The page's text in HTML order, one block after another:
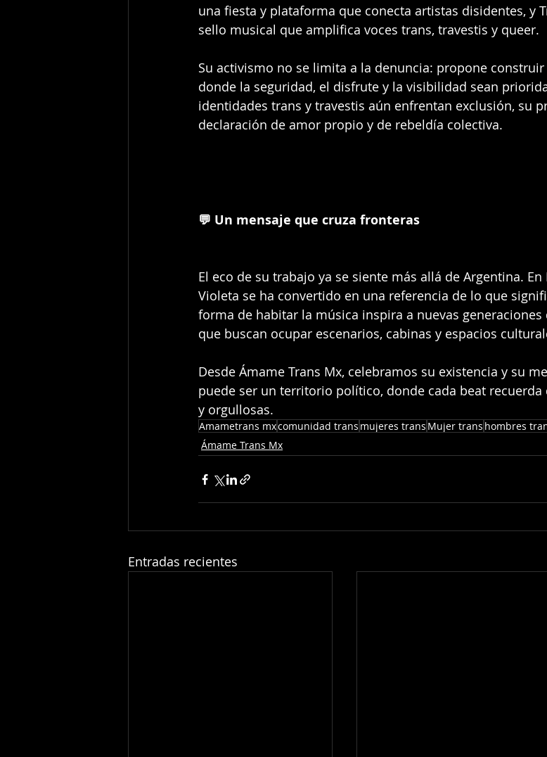
una fiesta y plataforma que conecta artistas disidentes, y
sello musical que amplifica voces trans, travestis y queer.
Su activismo no se limita a la denuncia: propone
donde la seguridad, el disfrute y la visibilidad sean
identidades trans y travestis aún enfrentan exclusión, su
declaración de amor propio y de rebeldía colectiva.
💬 Un mensaje que cruza fronteras
El eco de su trabajo ya se siente más allá de Argentina.
Violeta se ha convertido en una referencia de lo que
forma de habitar la música inspira a nuevas
que buscan ocupar escenarios, cabinas y espacios
Desde Ámame Trans Mx, celebramos su existencia y su
puede ser un territorio político, donde cada beat recuerda
y orgullosas.
Amametrans mxcomunidad trans mujeres trans Mujer trans hombres
Ámame Trans Mx
Entradas recientes